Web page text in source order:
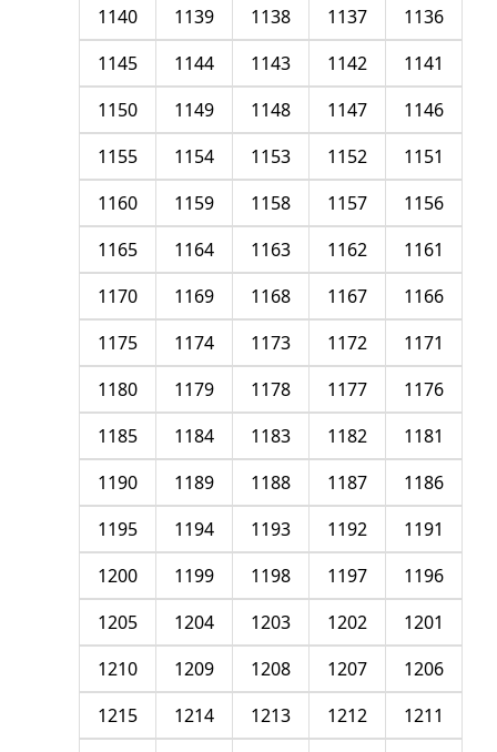
1136
1137
1138
1139
1140
1141
1142
1143
1144
1145
1146
1147
1148
1149
1150
1151
1152
1153
1154
1155
1156
1157
1158
1159
1160
1161
1162
1163
1164
1165
1166
1167
1168
1169
1170
1171
1172
1173
1174
1175
1176
1177
1178
1179
1180
1181
1182
1183
1184
1185
1186
1187
1188
1189
1190
1191
1192
1193
1194
1195
1196
1197
1198
1199
1200
1201
1202
1203
1204
1205
1206
1207
1208
1209
1210
1211
1212
1213
1214
1215